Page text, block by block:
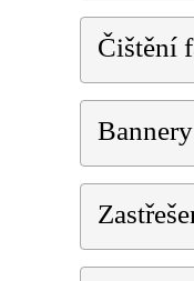
Čištění
Bannery